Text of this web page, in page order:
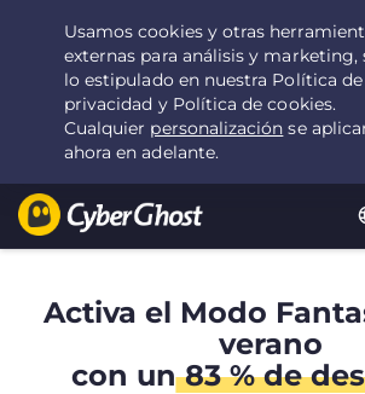
Tu elección: la mejor ofertadurante
/mes
Activa el Modo
verano
con un83 % de